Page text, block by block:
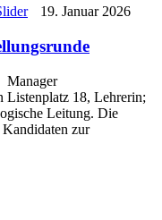
19. Januar 2026
Manager
18, Lehrerin;
Leitung. Die
zur